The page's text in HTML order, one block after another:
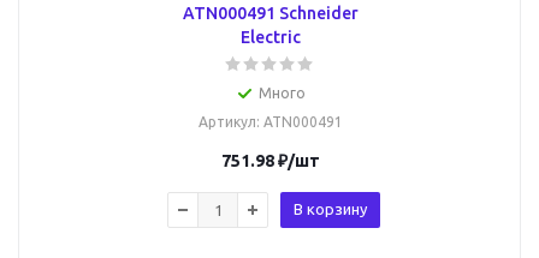
ATN000491 Schneider
Electric
Много
Артикул: ATN000491
751.98₽/шт
В корзину